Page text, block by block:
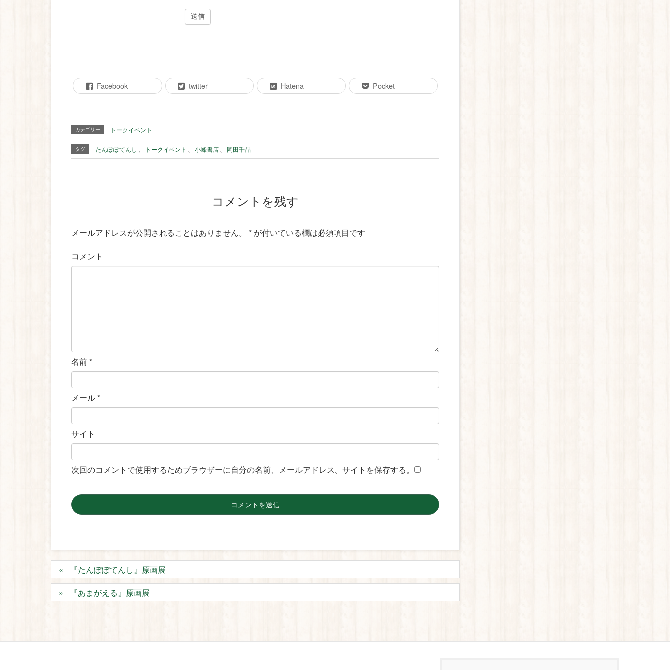
送信
Facebook twitter Hatena Pocket
カテゴリー トークイベント
タグ たんぽぽてんし トークイベント 小峰書店 岡田千晶
コメントを残す
メールアドレスが公開されることはありません。 * が付いている欄は必須項目です
コメント
名前*
メール*
サイト
次回のコメントで使用するためブラウザーに自分の名前、メールアドレス、サイトを保存する。
『たんぽぽてんし』原画展
『あまがえる』原画展